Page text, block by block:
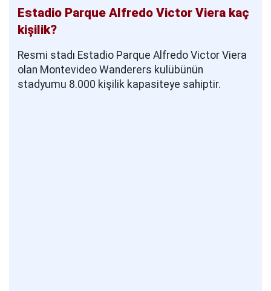
Estadio Parque Alfredo Victor Viera kaç
kişilik?
Resmi stadı Estadio Parque Alfredo Victor Viera
olan Montevideo Wanderers kulübünün
stadyumu 8.000 kişilik kapasiteye sahiptir.